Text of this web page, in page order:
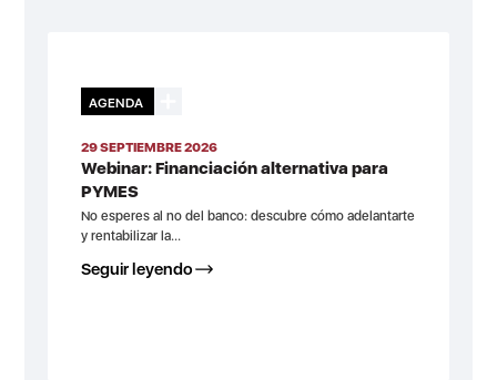
AGENDA
29 SEPTIEMBRE 2026
Webinar: Financiación alternativa para
PYMES
No esperes al no del banco: descubre cómo adelantarte
y rentabilizar la...
Seguir leyendo